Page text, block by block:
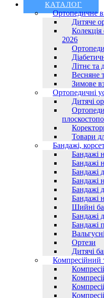
КАТАЛОГ
Ортопедичне
Дитяче
2026
Літнє та
Весняне
Зимове
Ортопедичні
Дитячі
Товари
Бандажі,
Бандажі
Бандажі
Бандажі
Бандажі
Бандажі
Бандажі
Шийні
Бандажі
Бандажі
Ортези
Дитячі
Компресійний